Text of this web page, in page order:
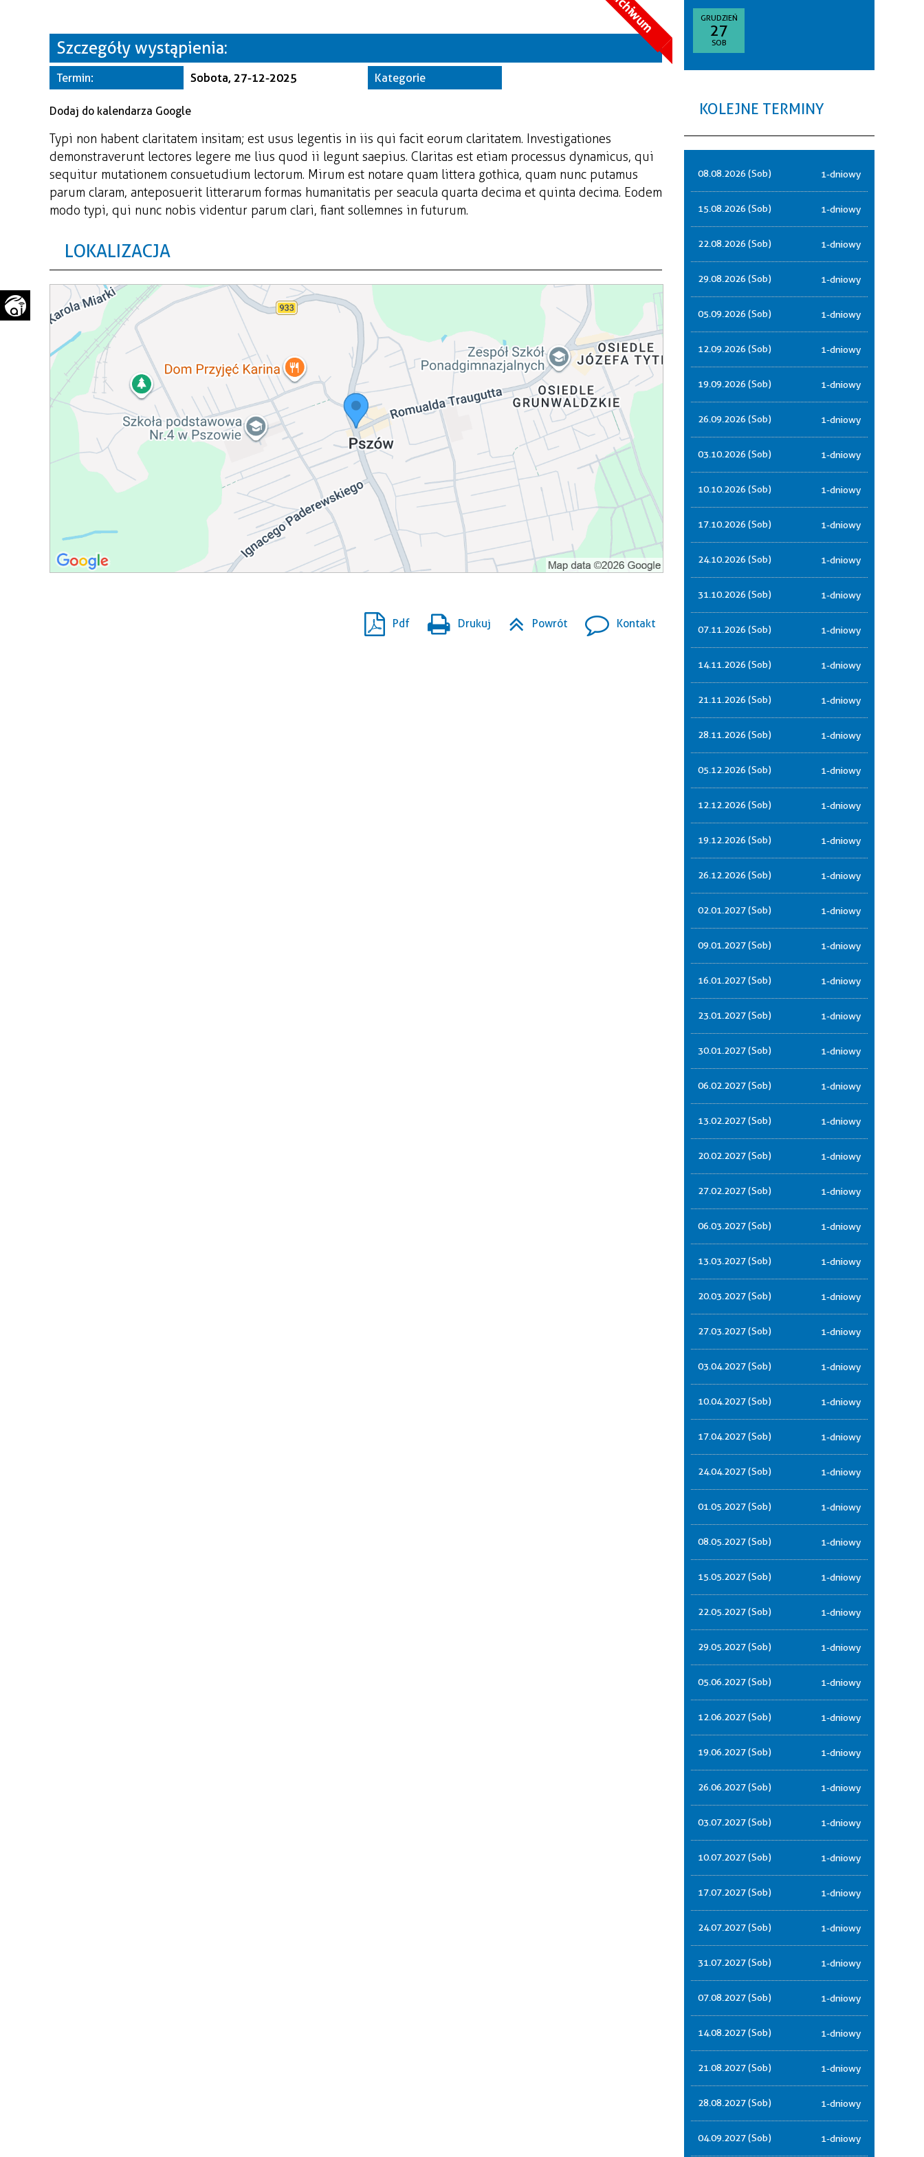
GAZETA SAMORZĄDOWA
"PSZOW.PL"
—
Archiwum
Szczegóły wystąpienia:
Termin: Sobota, 27-12-2025 Kategorie
Dodaj do kalendarza Google
Typi non habent claritatem insitam; est usus legentis in iis qui facit eorum claritatem. Investigationes
demonstraverunt lectores legere me lius quod ii legunt saepius. Claritas est etiam processus dynamicus, qui
sequitur mutationem consuetudium lectorum. Mirum est notare quam littera gothica, quam nunc putamus
parum claram, anteposuerit litterarum formas humanitatis per seacula quarta decima et quinta decima. Eodem
modo typi, qui nunc nobis videntur parum clari, fiant sollemnes in futurum.
LOKALIZACJA
Pdf Drukuj Powrót Kontakt
GRUDZIEŃ
27
SOB
KOLEJNE TERMINY
08.08.2026 (Sob) 1-dniowy
15.08.2026 (Sob) 1-dniowy
22.08.2026 (Sob) 1-dniowy
29.08.2026 (Sob) 1-dniowy
05.09.2026 (Sob) 1-dniowy
12.09.2026 (Sob) 1-dniowy
19.09.2026 (Sob) 1-dniowy
26.09.2026 (Sob) 1-dniowy
03.10.2026 (Sob) 1-dniowy
10.10.2026 (Sob) 1-dniowy
17.10.2026 (Sob) 1-dniowy
24.10.2026 (Sob) 1-dniowy
31.10.2026 (Sob) 1-dniowy
07.11.2026 (Sob) 1-dniowy
14.11.2026 (Sob) 1-dniowy
21.11.2026 (Sob) 1-dniowy
28.11.2026 (Sob) 1-dniowy
05.12.2026 (Sob) 1-dniowy
12.12.2026 (Sob) 1-dniowy
19.12.2026 (Sob) 1-dniowy
26.12.2026 (Sob) 1-dniowy
02.01.2027 (Sob) 1-dniowy
09.01.2027 (Sob) 1-dniowy
16.01.2027 (Sob) 1-dniowy
23.01.2027 (Sob) 1-dniowy
30.01.2027 (Sob) 1-dniowy
06.02.2027 (Sob) 1-dniowy
13.02.2027 (Sob) 1-dniowy
20.02.2027 (Sob) 1-dniowy
27.02.2027 (Sob) 1-dniowy
06.03.2027 (Sob) 1-dniowy
13.03.2027 (Sob) 1-dniowy
20.03.2027 (Sob) 1-dniowy
27.03.2027 (Sob) 1-dniowy
03.04.2027 (Sob) 1-dniowy
10.04.2027 (Sob) 1-dniowy
17.04.2027 (Sob) 1-dniowy
24.04.2027 (Sob) 1-dniowy
01.05.2027 (Sob) 1-dniowy
08.05.2027 (Sob) 1-dniowy
15.05.2027 (Sob) 1-dniowy
22.05.2027 (Sob) 1-dniowy
29.05.2027 (Sob) 1-dniowy
05.06.2027 (Sob) 1-dniowy
12.06.2027 (Sob) 1-dniowy
19.06.2027 (Sob) 1-dniowy
26.06.2027 (Sob) 1-dniowy
03.07.2027 (Sob) 1-dniowy
10.07.2027 (Sob) 1-dniowy
17.07.2027 (Sob) 1-dniowy
24.07.2027 (Sob) 1-dniowy
31.07.2027 (Sob) 1-dniowy
07.08.2027 (Sob) 1-dniowy
14.08.2027 (Sob) 1-dniowy
21.08.2027 (Sob) 1-dniowy
28.08.2027 (Sob) 1-dniowy
04.09.2027 (Sob) 1-dniowy